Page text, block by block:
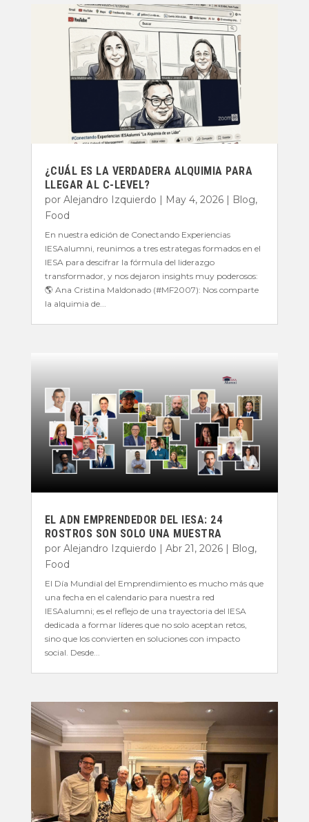
¿CUÁL ES LA VERDADERA ALQUIMIA PARA
LLEGAR AL C-LEVEL?
por Alejandro Izquierdo | May 4, 2026| Blog,
Food
En nuestra edición de Conectando Experiencias
IESAalumni, reunimos a tres estrategas formados en el
IESA para descifrar la fórmula del liderazgo
transformador, y nos dejaron insights muy poderosos:
🌎 Ana Cristina Maldonado (#MF2007): Nos comparte
la alquimia de...
EL ADN EMPRENDEDOR DEL IESA: 24
ROSTROS SON SOLO UNA MUESTRA
por Alejandro Izquierdo | Abr 21, 2026| Blog,
Food
El Día Mundial del Emprendimiento es mucho más que
una fecha en el calendario para nuestra red
IESAalumni; es el reflejo de una trayectoria del IESA
dedicada a formar líderes que no solo aceptan retos,
sino que los convierten en soluciones con impacto
social. Desde...